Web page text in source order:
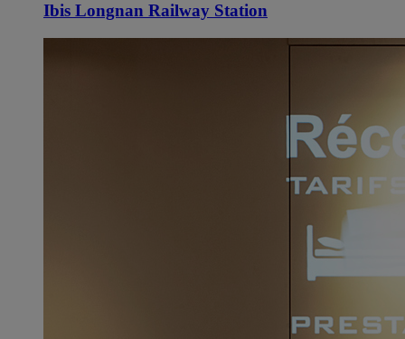
Ibis Longnan Railway Station